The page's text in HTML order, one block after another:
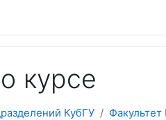
курсе
КубГУ Факультет